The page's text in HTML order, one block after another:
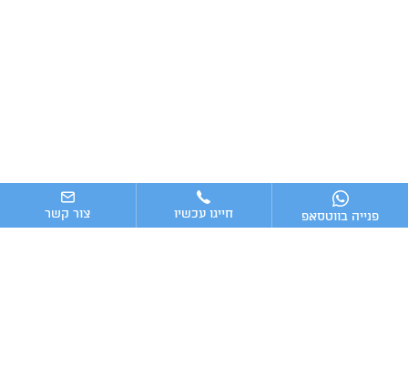
פנייה בווטסאפ חייגו עכשיו צור קשר